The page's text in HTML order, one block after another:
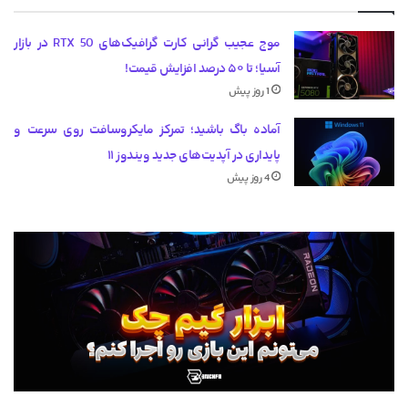
موج عجیب گرانی کارت گرافیک‌های RTX 50 در بازار
آسیا؛ تا ۵۰ درصد افزایش قیمت!
1 روز پیش
آماده باگ باشید؛ تمرکز مایکروسافت روی سرعت و
پایداری در آپدیت‌های جدید ویندوز ۱۱
4 روز پیش